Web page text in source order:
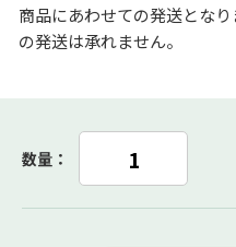
商品にあわせての発送とな
の発送は承れません。
数量：